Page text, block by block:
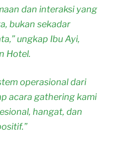
dan interaksi yang
bukan sekadar
ungkap Ibu Ayi,
Hotel.
operasional dari
acara gathering kami
hangat, dan